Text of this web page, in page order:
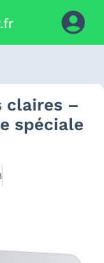
claires –
spéciale